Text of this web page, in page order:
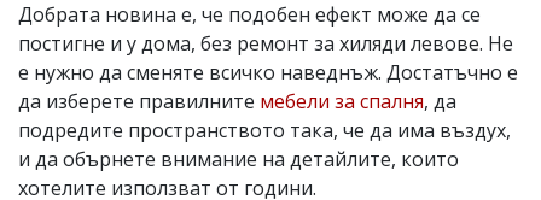
Добрата новина е, че подобен ефект може да се
постигне и у дома, без ремонт за хиляди левове. Не
е нужно да сменяте всичко наведнъж. Достатъчно е
да изберете правилните мебели за спалня, да
подредите пространството така, че да има въздух,
и да обърнете внимание на детайлите, които
хотелите използват от години.